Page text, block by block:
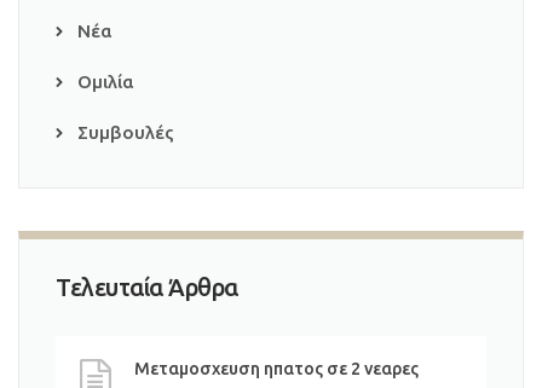
Νέα
Ομιλία
Συμβουλές
Τελευταία Άρθρα
Μεταμοσχευση ηπατος σε 2 νεαρες